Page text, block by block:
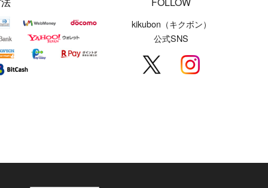
kikubon（キクボン）
公式SNS